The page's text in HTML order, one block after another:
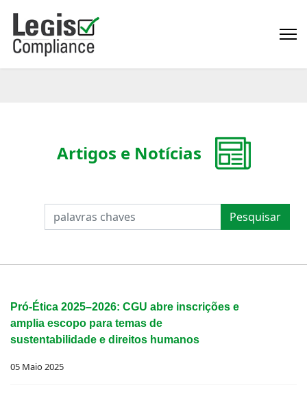
PESQUISAR Pesquisar
Artigos e Notícias
Pró-Ética 2025–2026: CGU abre inscrições e
amplia escopo para temas de
sustentabilidade e direitos humanos
05 Maio 2025